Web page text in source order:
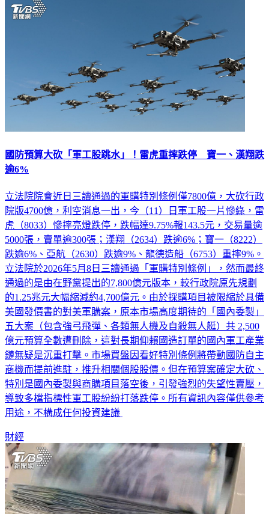
國防預算大砍「軍工股跳水」！雷虎重摔跌停 寶一、漢翔跌
逾6%
立法院院會近日三讀通過的軍購特別條例僅7800億，大砍行政
院版4700億，利空消息一出，今（11）日軍工股一片慘綠，雷
虎（8033）慘摔亮燈跌停，跌幅達9.75%報143.5元，交易量逾
5000張，賣單逾300張；漢翔（2634）跌逾6%；寶一（8222）
跌逾6%、亞航（2630）跌逾9%、龍德造船（6753）重摔9%。
立法院於2026年5月8日三讀通過「軍購特別條例」，然而最終
通過的是由在野黨提出的7,800億元版本，較行政院原先規劃
的1.25兆元大幅縮減約4,700億元。由於採購項目被限縮於具備
美國發價書的對美軍購案，原本市場高度期待的「國內委製」
五大案（包含強弓飛彈、各類無人機及自殺無人艇）共 2,500
億元預算全數遭刪除，這對長期仰賴國造訂單的國內軍工產業
鏈無疑是沉重打擊。市場買盤因看好特別條例將帶動國防自主
商機而提前進駐，推升相關個股股價。但在預算案確定大砍、
特別是國內委製與商購項目落空後，引發強烈的失望性賣壓，
導致多檔指標性軍工股紛紛打落跌停。所有資訊內容僅供參考
用途，不構成任何投資建議
財經